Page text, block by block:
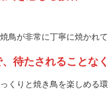
鳥が非常に丁寧に焼かれ
待たされることな
くりと焼き鳥を楽しめる